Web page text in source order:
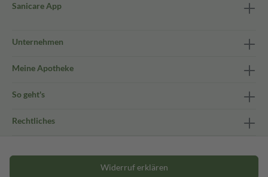
Sanicare App
Unternehmen
Meine Apotheke
So geht's
Rechtliches
Widerruf erklären